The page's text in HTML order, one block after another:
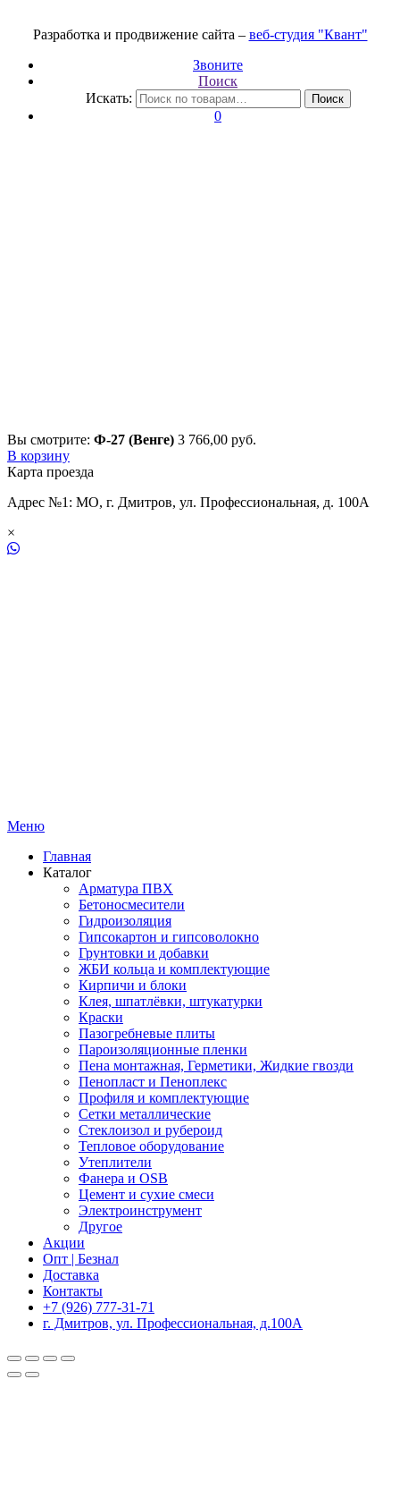
Разработка и продвижение сайта – веб-студия "Квант"
Звоните
Поиск
Искать:
Поиск
0
Вы смотрите: Ф-27 (Венге) 3 766,00 руб.
В корзину
Карта проезда
Адрес №1: МО, г. Дмитров, ул. Профессиональная, д. 100А
×
Меню
Главная
Каталог
Арматура ПВХ
Бетоносмесители
Гидроизоляция
Гипсокартон и гипсоволокно
Грунтовки и добавки
ЖБИ кольца и комплектующие
Кирпичи и блоки
Клея, шпатлёвки, штукатурки
Краски
Пазогребневые плиты
Пароизоляционные пленки
Пена монтажная, Герметики, Жидкие гвозди
Пенопласт и Пеноплекс
Профиля и комплектующие
Сетки металлические
Стеклоизол и рубероид
Тепловое оборудование
Утеплители
Фанера и OSB
Цемент и сухие смеси
Электроинструмент
Другое
Акции
Опт | Безнал
Доставка
Контакты
+7 (926) 777-31-71
г. Дмитров, ул. Профессиональная, д.100А